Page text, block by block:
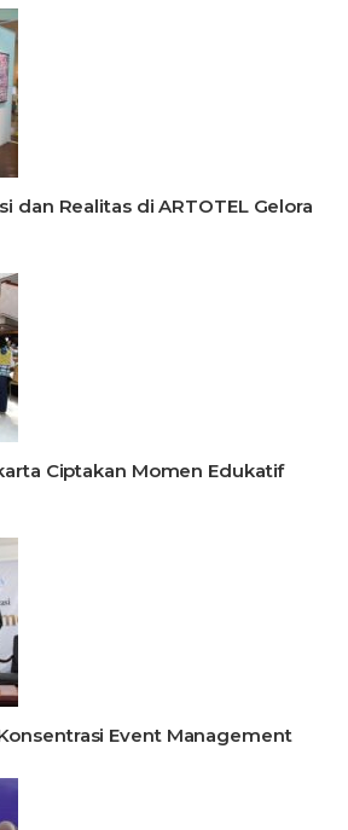
dan Realitas di ARTOTEL Gelora
Ciptakan Momen Edukatif
Event Management